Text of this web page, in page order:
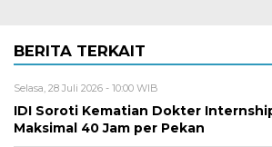
BERITA TERKAIT
Selasa, 28 Juli 2026 - 10:00 WIB
IDI Soroti Kematian Dokter
Maksimal 40 Jam per Pekan